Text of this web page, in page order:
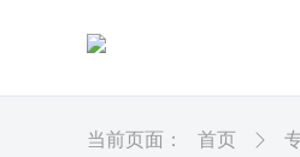
当前页面： 首页